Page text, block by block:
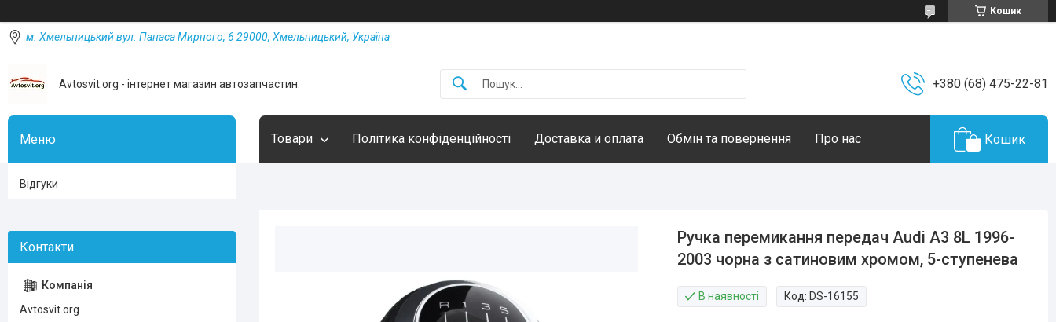
Кошик
м. Хмельницький вул. Панаса Мирного, 6 29000, Хмельницький, Україна
Avtosvit.org - інтернет магазин автозапчастин. +380 (68) 475-22-81
Товари Політика конфіденційності Доставка и оплата Обмін та повернення Про нас Кошик
Ручка перемикання передач Audi A3 8L 1996-
2003 чорна з сатиновим хромом, 5-ступенева
В наявності Код: DS-16155
Відгуки
Avtosvit.org